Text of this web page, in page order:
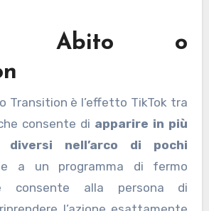
Abito o
Transition è l’effetto TikTok tra
consente di apparire in più
diversi nell’arco di pochi
a un programma di fermo
consente alla persona di